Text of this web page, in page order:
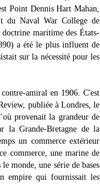
Point Dennis Hart Mahan,
du Naval War College de
maritime des États-
a été le plus influent de
sur la nécessité pour les
amiral en 1906. C'est
publiée à Londres, le
provenait la grandeur de
la Grande-Bretagne de la
un commerce extérieur
commerce, une marine de
monde, une série de bases
empire qui fournissait les